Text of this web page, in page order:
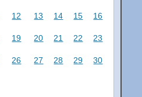
12 13 14 15 16
19 20 21 22 23
26 27 28 29 30